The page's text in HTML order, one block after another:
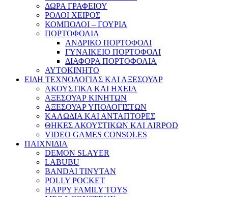
ΔΩΡΑ ΓΡΑΦΕΙΟΥ
ΡΟΛΟΙ ΧΕΙΡΟΣ
ΚΟΜΠΟΛΟΙ – ΓΟΥΡΙΑ
ΠΟΡΤΟΦΟΛΙΑ
ΑΝΔΡΙΚΟ ΠΟΡΤΟΦΟΛΙ
ΓΥΝΑΙΚΕΙΟ ΠΟΡΤΟΦΟΛΙ
ΔΙΑΦΟΡΑ ΠΟΡΤΟΦΟΛΙΑ
ΑΥΤΟΚΙΝΗΤΟ
ΕΙΔΗ ΤΕΧΝΟΛΟΓΙΑΣ ΚΑΙ ΑΞΕΣΟΥΑΡ
ΑΚΟΥΣΤΙΚΑ ΚΑΙ ΗΧΕΙΑ
ΑΞΕΣΟΥΑΡ ΚΙΝΗΤΩΝ
ΑΞΕΣΟΥΑΡ ΥΠΟΛΟΓΙΣΤΩΝ
ΚΑΛΩΔΙΑ ΚΑΙ ΑΝΤΑΠΤΟΡΕΣ
ΘΗΚΕΣ ΑΚΟΥΣΤΙΚΩΝ ΚΑΙ AIRPOD
VIDEO GAMES CONSOLES
ΠΑΙΧΝΙΔΙΑ
DEMON SLAYER
LABUBU
BANDAI TINYTAN
POLLY POCKET
HAPPY FAMILY TOYS